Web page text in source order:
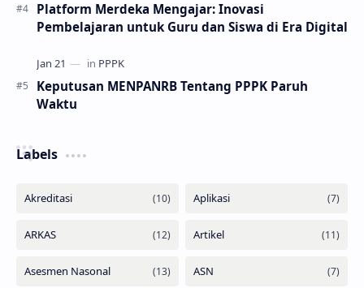
Platform Merdeka Mengajar: Inovasi
Pembelajaran untuk Guru dan Siswa di Era Digital
Keputusan MENPANRB Tentang PPPK Paruh
Waktu
Labels